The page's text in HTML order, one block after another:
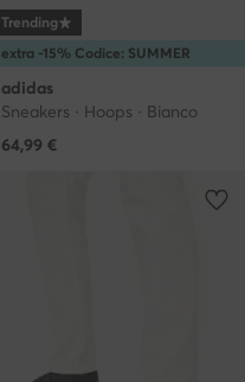
extra -15% Codice: SUMMER
Trending
adidas
Sneakers · Hoops · Bianco
64,99 €